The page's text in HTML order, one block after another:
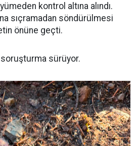
kontrol altına alındı.
sıçramadan söndürülmesi
önüne geçti.
soruşturma sürüyor.